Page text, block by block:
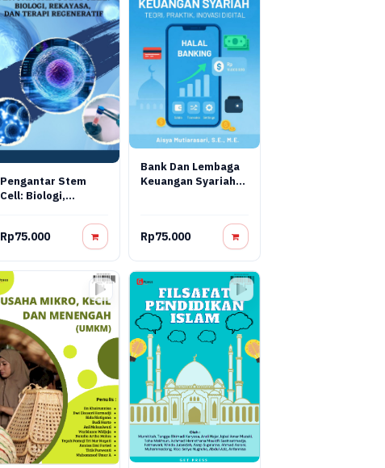
Pengantar Stem
Cell: Biologi,
Terapi Regeneratif
Rp75.000
Bank Dan Lembaga
Keuangan Syariah
Rp75.000